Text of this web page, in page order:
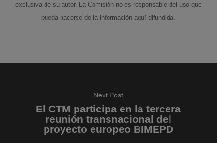
exclusiva de su autor. La Comisión no es responsable del uso que
pueda hacerse de la información aquí difundida.
Next Post
El CTM participa en la tercera
reunión transnacional del
proyecto europeo BIMEPD